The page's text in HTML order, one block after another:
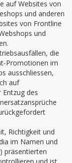
auf Websites von
und anderen
von Frontline
und
die
Promotionen im
ausschliessen,
auf
Entzug des
Richtigkeit und
im Namen und
präsentierten